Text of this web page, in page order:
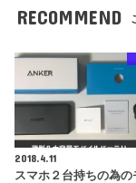
RECOMMEND
2018.4.11
スマホ２台持ちの為